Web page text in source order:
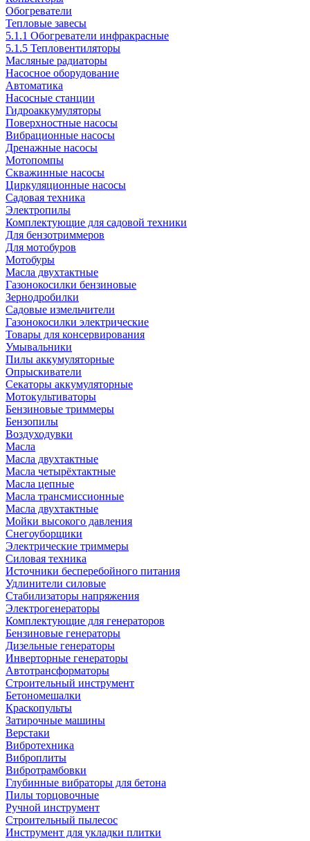
Обогреватели
Тепловые завесы
5.1.1 Обогреватели инфракрасные
5.1.5 Тепловентиляторы
Масляные радиаторы
Насосное оборудование
Автоматика
Насосные станции
Гидроаккумуляторы
Поверхностные насосы
Вибрационные насосы
Дренажные насосы
Мотопомпы
Скважинные насосы
Циркуляционные насосы
Садовая техника
Электропилы
Комплектующие для садовой техники
Для бензотриммеров
Для мотобуров
Мотобуры
Масла двухтактные
Газонокосилки бензиновые
Зернодробилки
Садовые измельчители
Газонокосилки электрические
Товары для консервирования
Умывальники
Пилы аккумуляторные
Опрыскиватели
Секаторы аккумуляторные
Мотокультиваторы
Бензиновые триммеры
Бензопилы
Воздуходувки
Масла
Масла двухтактные
Масла четырёхтактные
Масла цепные
Масла трансмиссионные
Масла двухтактные
Мойки высокого давления
Снегоуборщики
Электрические триммеры
Силовая техника
Источники бесперебойного питания
Удлинители силовые
Стабилизаторы напряжения
Электрогенераторы
Комплектующие для генераторов
Бензиновые генераторы
Дизельные генераторы
Инверторные генераторы
Автотрансформаторы
Строительный инструмент
Бетономешалки
Краскопульты
Затирочные машины
Верстаки
Вибротехника
Виброплиты
Вибротрамбовки
Глубинные вибраторы для бетона
Пилы торцовочные
Ручной инструмент
Строительный пылесос
Инструмент для укладки плитки